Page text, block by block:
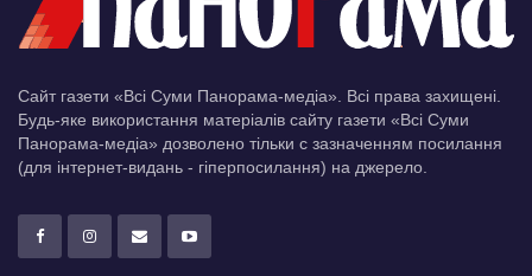
Сайт газети «Всі Суми Панорама-медіа». Всі права захищені.
Будь-яке використання матеріалів сайту газети «Всі Суми
Панорама-медіа» дозволено тільки c зазначенням посилання
(для інтернет-видань - гіперпосилання) на джерело.